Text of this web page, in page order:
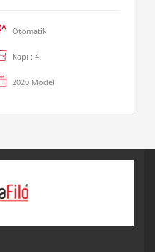
Otomatik
Kapı : 4
2020 Model